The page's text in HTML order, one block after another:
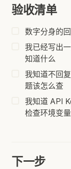
验收清单
数字分身的
我已经写出
知道什么
我知道不回
题该怎么查
我知道 API
检查环境变量
下一步